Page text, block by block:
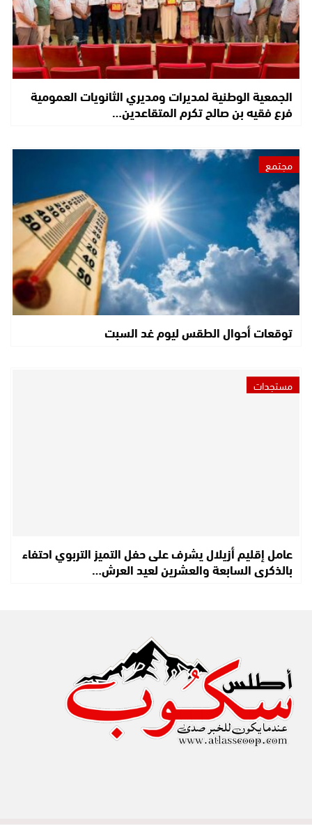
الجمعية الوطنية لمديرات ومديري الثانويات العمومية
فرع فقيه بن صالح تكرم المتقاعدين…
مجتمع
توقعات أحوال الطقس ليوم غد السبت
مستجدات
عامل إقليم أزيلال يشرف على حفل التميز التربوي احتفاء
بالذكرى السابعة والعشرين لعيد العرش…